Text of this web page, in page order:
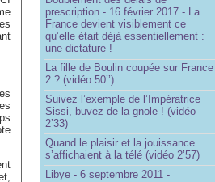
prescription - 16 février 2017 - La
France devient visiblement ce
qu’elle était déjà essentiellement :
une dictature !
La fille de Boulin coupée sur France
2 ? (vidéo 50’’)
Suivez l’exemple de l’Impératrice
Sissi, buvez de la gnole ! (vidéo
2’33)
Quand le plaisir et la jouissance
s’affichaient à la télé (vidéo 2’57)
Libye - 6 septembre 2011 -